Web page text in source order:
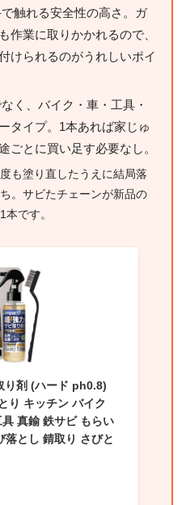
触れる安全性の高さ。ガ
作業に取りかかれるので、
けられるのがうれしいポイ
く、バイク・車・工具・
タイプ。1本あれば家じゅ
ごとに買い足す必要なし。
も塗り直したうえに結局落
。サビたチェーンが新品の
です。
り剤 (ハード ph0.8)
り キッチン バイク
真鍮 鉄サビ もらい
落とし 錆取り さびと